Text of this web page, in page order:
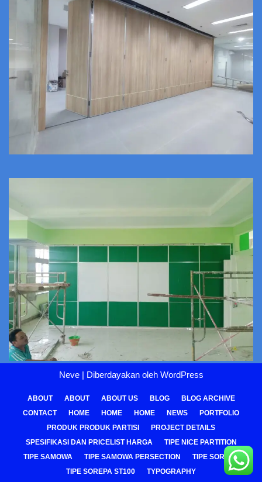
Neve| Diberdayakan oleh WordPress
ABOUT ABOUT ABOUT US BLOG
BLOG ARCHIVE
CONTACT
HOME HOME HOME NEWS
PORTFOLIO
PRODUK PRODUK PARTISI
PROJECT DETAILS
SPESIFIKASI DAN PRICELIST HARGA
TIPE NICE PARTITION
TIPE SAMOWA
TIPE SAMOWA PERSECTION
TIPE SOREPA
TIPE SOREPA ST100
TYPOGRAPHY